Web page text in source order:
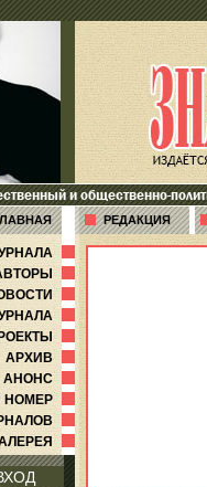
и общественно-
РЕДАКЦИЯ
АРХИВ
АНОНС
НОМЕР